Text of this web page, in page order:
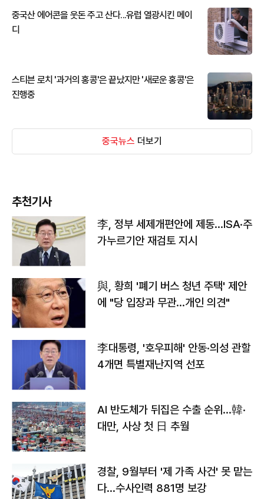
중국산 에어콘을 웃돈 주고 산다...유럽 열광시킨 메이
디
스티븐 로치 '과거의 홍콩'은 끝났지만 '새로운 홍콩'은
진행중
중국뉴스 더보기
추천기사
李, 정부 세제개편안에 제동…ISA·주
가누르기안 재검토 지시
與, 황희 '폐기 버스 청년 주택' 제안
에 "당 입장과 무관…개인 의견"
李대통령, '호우피해' 안동·의성 관할
4개면 특별재난지역 선포
AI 반도체가 뒤집은 수출 순위…韓·
대만, 사상 첫 日 추월
경찰, 9월부터 '제 가족 사건' 못 맡는
다…수사인력 881명 보강